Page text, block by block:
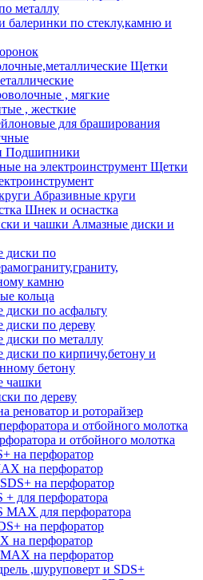
металлу
балеринки по стеклу,камню и
Щетки
, мягкие
, жесткие
для браширования
Подшипники
Щетки
Абразивные круги
Шнек и оснастка
Алмазные диски и
диски по
камню
кольца
по асфальту
диски по дереву
диски по металлу
диски по кирпичу,бетону и
бетону
чашки
по дереву
реноватор и роторайзер
и отбойного молотка
на перфоратор
на перфоратор
на перфоратор
+ для перфоратора
MAX для перфоратора
на перфоратор
на перфоратор
на перфоратор